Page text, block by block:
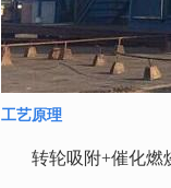
工艺原理
转轮吸附+催化燃烧